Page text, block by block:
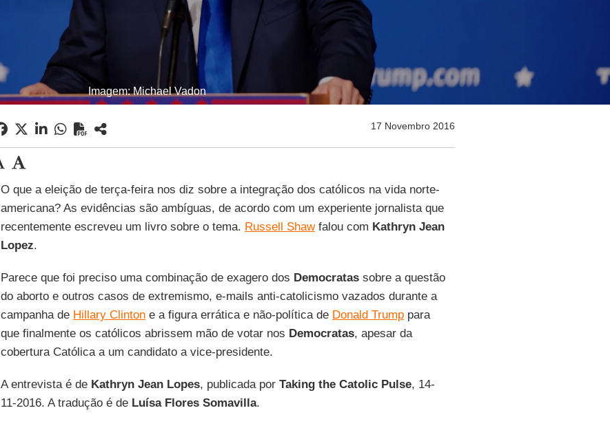
Imagem: Michael Vadon
17 Novembro 2016
O que a eleição de terça-feira nos diz sobre a integração dos católicos na vida norte-
americana? As evidências são ambíguas, de acordo com um experiente jornalista que
recentemente escreveu um livro sobre o tema. Russell Shaw falou com Kathryn Jean
Lopez.
Parece que foi preciso uma combinação de exagero dos Democratassobre a questão
do aborto e outros casos de extremismo, e-mails anti-catolicismo vazados durante a
campanha de Hillary Clintone a figura errática e não-política de Donald Trumppara
que finalmente os católicos abrissem mão de votar nos Democratas, apesar da
cobertura Católica a um candidato a vice-presidente.
A entrevista é de Kathryn Jean Lopes, publicada por Taking the Catolic Pulse, 14-
11-2016. A tradução é de Luísa Flores Somavilla.